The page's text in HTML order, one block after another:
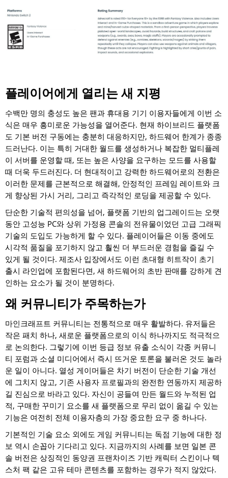
플레이어에게 열리는 새 지평
수백만 명의 충성도 높은 팬과 휴대용 기기 이용자들에게 이번 소
식은 매우 흥미로운 가능성을 열어준다. 현재 하이브리드 플랫폼
도 기본 버전 구동에는 충분히 대응하지만, 하드웨어 한계가 종종
드러난다. 이는 특히 거대한 월드를 생성하거나 복잡한 멀티플레
이 서버를 운영할 때, 또는 높은 사양을 요구하는 모드를 사용할
때 더욱 두드러진다. 더 현대적이고 강력한 하드웨어로의 전환은
이러한 문제를 근본적으로 해결해, 안정적인 프레임 레이트와 크
게 향상된 가시 거리, 그리고 즉각적인 로딩을 제공할 수 있다.
단순한 기술적 편의성을 넘어, 플랫폼 기반의 업그레이드는 오랫
동안 고성능 PC와 상위 가정용 콘솔의 전유물이었던 고급 그래픽
기술의 도입도 가능하게 할 수 있다. 플레이어들은 이동 중에도
시각적 품질을 포기하지 않고 훨씬 더 부드러운 경험을 즐길 수
있게 될 것이다. 제조사 입장에서도 이런 초대형 히트작이 초기
출시 라인업에 포함된다면, 새 하드웨어의 초반 판매를 강하게 견
인하는 요소가 될 것이 분명하다.
왜 커뮤니티가 주목하는가
마인크래프트 커뮤니티는 전통적으로 매우 활발하다. 유저들은
작은 패치 하나, 새로운 플랫폼으로의 이식 하나까지도 적극적으
로 논의한다. 그렇기에 이번 등급 정보 유출 소식이 각종 커뮤니
티 포럼과 소셜 미디어에서 즉시 뜨거운 토론을 불러온 것도 놀라
운 일이 아니다. 열성 게이머들은 차기 버전이 단순한 기술 개선
에 그치지 않고, 기존 사용자 프로필과의 완전한 연동까지 제공하
길 진심으로 바라고 있다. 자신이 공들여 만든 월드와 누적된 업
적, 구매한 꾸미기 요소를 새 플랫폼으로 무리 없이 옮길 수 있는
기능은 여전히 전체 이용자층의 가장 중요한 요구 중 하나다.
기본적인 기술 요소 외에도 게임 커뮤니티는 독점 기능에 대한 정
보 역시 손꼽아 기다리고 있다. 지금까지의 사례를 보면 일본 콘
솔 버전은 상징적인 동양권 프랜차이즈 기반 캐릭터 스킨이나 텍
스처 팩 같은 고유 테마 콘텐츠를 포함하는 경우가 적지 않았다.